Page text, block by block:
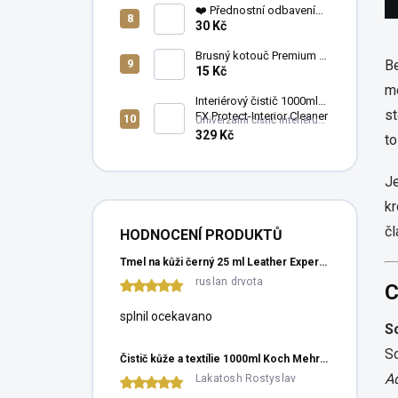
produkt si zamilujete. ✨
❤️ Přednostní odbavení
objednávky
30 Kč
Brusný kotouč Premium ø
75 mm, bez otvorů
15 Kč
Interiérový čistič 1000ml
FX Protect-Interior Cleaner
Univerzální čistič interiéru
Vašeho vozu
329 Kč
HODNOCENÍ PRODUKTŮ
Tmel na kůži černý 25 ml Leather Expert Filler Black
ruslan drvota
splnil ocekavano
Čistič kůže a textílie 1000ml Koch Mehrzweckreiniger
Lakatosh Rostyslav